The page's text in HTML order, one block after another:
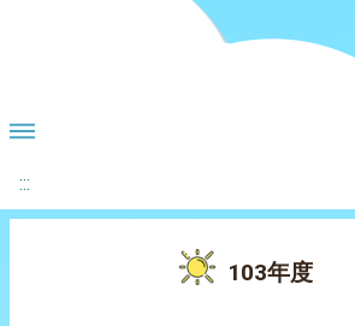
:::
103年度